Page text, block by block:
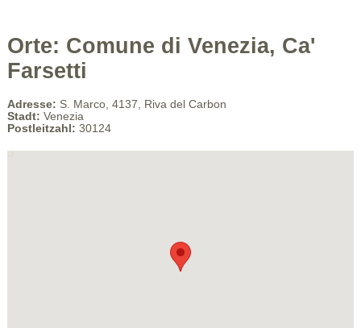
Orte: Comune di Venezia, Ca'
Farsetti
Adresse: S. Marco, 4137, Riva del Carbon
Stadt: Venezia
Postleitzahl: 30124